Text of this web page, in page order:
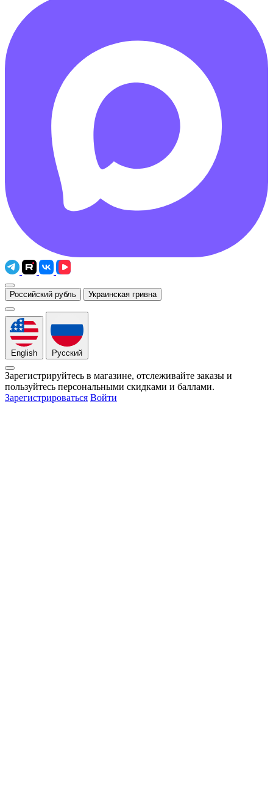
Российский рубль Украинская гривна
English Русский
Зарегистрируйтесь в магазине, отслеживайте заказы и
пользуйтесь персональными скидками и баллами.
Зарегистрироваться Войти